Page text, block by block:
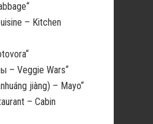
– Kitchen
– Veggie Wars“
jiàng) – Mayo“
– Cabin